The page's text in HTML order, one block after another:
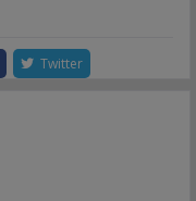
Twitter